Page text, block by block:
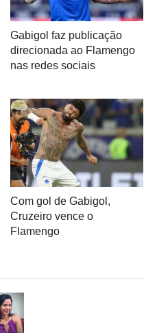
Gabigol faz publicação
direcionada ao Flamengo
nas redes sociais
Com gol de Gabigol,
Cruzeiro vence o
Flamengo